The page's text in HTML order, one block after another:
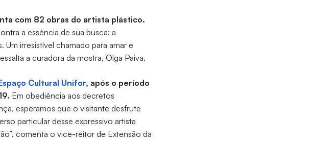
com 82 obras do artista plástico.
a essência de sua busca: a
irresistível chamado para amar e
a curadora da mostra, Olga Paiva.
Cultural Unifor, após o período
Em obediência aos decretos
esperamos que o visitante desfrute
particular desse expressivo artista
comenta o vice-reitor de Extensão da